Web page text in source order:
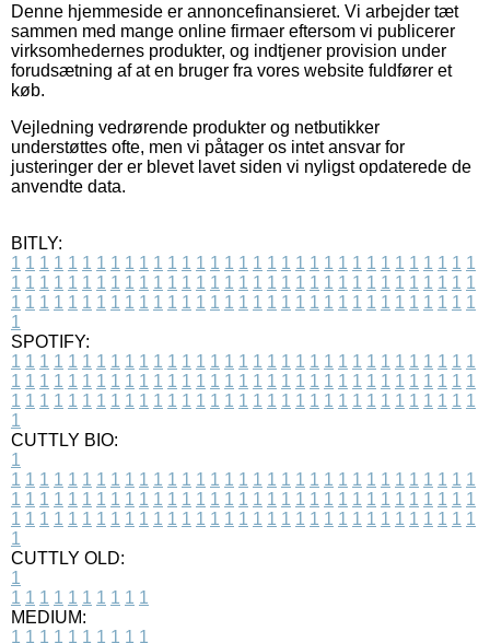
Denne hjemmeside er annoncefinansieret. Vi arbejder tæt
sammen med mange online firmaer eftersom vi publicerer
virksomhedernes produkter, og indtjener provision under
forudsætning af at en bruger fra vores website fuldfører et
køb.
Vejledning vedrørende produkter og netbutikker
understøttes ofte, men vi påtager os intet ansvar for
justeringer der er blevet lavet siden vi nyligst opdaterede de
anvendte data.
BITLY:
1 1 1 1 1 1 1 1 1 1 1 1 1 1 1 1 1 1 1 1 1 1 1 1 1 1 1 1 1 1 1 1 1
1 1 1 1 1 1 1 1 1 1 1 1 1 1 1 1 1 1 1 1 1 1 1 1 1 1 1 1 1 1 1 1 1
1 1 1 1 1 1 1 1 1 1 1 1 1 1 1 1 1 1 1 1 1 1 1 1 1 1 1 1 1 1 1 1 1
1
SPOTIFY:
1 1 1 1 1 1 1 1 1 1 1 1 1 1 1 1 1 1 1 1 1 1 1 1 1 1 1 1 1 1 1 1 1
1 1 1 1 1 1 1 1 1 1 1 1 1 1 1 1 1 1 1 1 1 1 1 1 1 1 1 1 1 1 1 1 1
1 1 1 1 1 1 1 1 1 1 1 1 1 1 1 1 1 1 1 1 1 1 1 1 1 1 1 1 1 1 1 1 1
1
CUTTLY BIO:
1
1 1 1 1 1 1 1 1 1 1 1 1 1 1 1 1 1 1 1 1 1 1 1 1 1 1 1 1 1 1 1 1 1
1 1 1 1 1 1 1 1 1 1 1 1 1 1 1 1 1 1 1 1 1 1 1 1 1 1 1 1 1 1 1 1 1
1 1 1 1 1 1 1 1 1 1 1 1 1 1 1 1 1 1 1 1 1 1 1 1 1 1 1 1 1 1 1 1 1
1
CUTTLY OLD:
1
1 1 1 1 1 1 1 1 1 1
MEDIUM:
1 1 1 1 1 1 1 1 1 1